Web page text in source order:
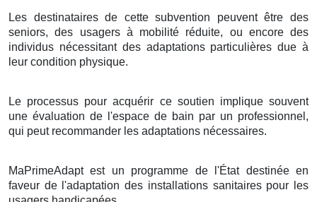
Les destinataires de cette subvention peuvent être des
seniors, des usagers à mobilité réduite, ou encore des
individus nécessitant des adaptations particulières due à
leur condition physique.
Le processus pour acquérir ce soutien implique souvent
une évaluation de l'espace de bain par un professionnel,
qui peut recommander les adaptations nécessaires.
MaPrimeAdapt est un programme de l'État destinée en
faveur de l'adaptation des installations sanitaires pour les